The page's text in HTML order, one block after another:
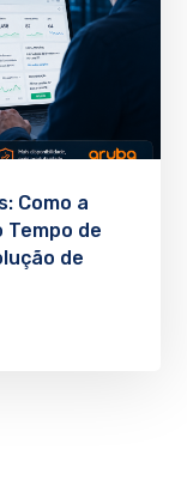
Como a
de
de